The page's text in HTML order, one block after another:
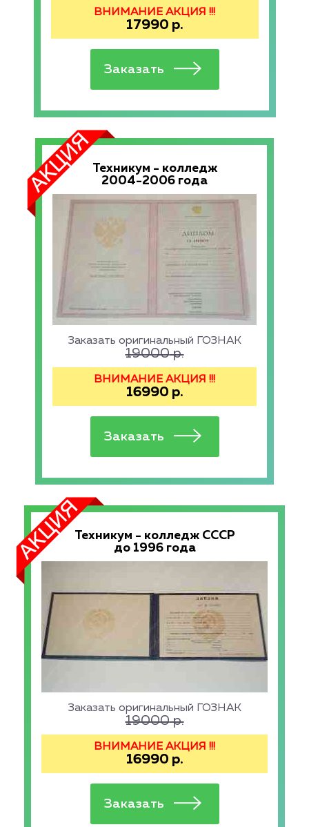
ВНИМАНИЕ АКЦИЯ !!!
17990 р.
Техникум - колледж
2004-2006 года
Заказать оригинальный ГОЗНАК
19000р.
ВНИМАНИЕ АКЦИЯ !!!
16990 р.
Техникум - колледж СССР
до 1996 года
Заказать оригинальный ГОЗНАК
19000р.
ВНИМАНИЕ АКЦИЯ !!!
16990 р.